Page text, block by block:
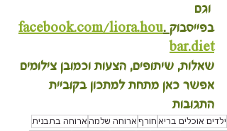
וגם
בפייסבוק .
facebook.com/liora.hou
bar.diet
שאלות, שיתופים, הצעות וכמובן צילומים
אפשר כאן מתחת למתכון בקוביית
התגובות
ילדים אוכלים בריא חורף ארוחה שלמה ארוחה בתבנית